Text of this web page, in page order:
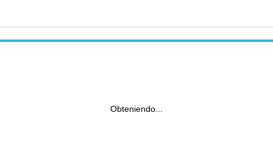
Obteniendo...